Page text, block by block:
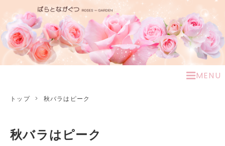
MENU
トップ > 秋バラはピーク
秋バラはピーク